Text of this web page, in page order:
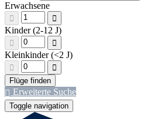
Erwachsene
Kinder (2-12 J)
Kleinkinder (<2 J)
Erweiterte Suche
Toggle navigation